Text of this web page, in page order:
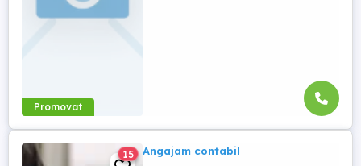
Promovat
15 Angajam contabil